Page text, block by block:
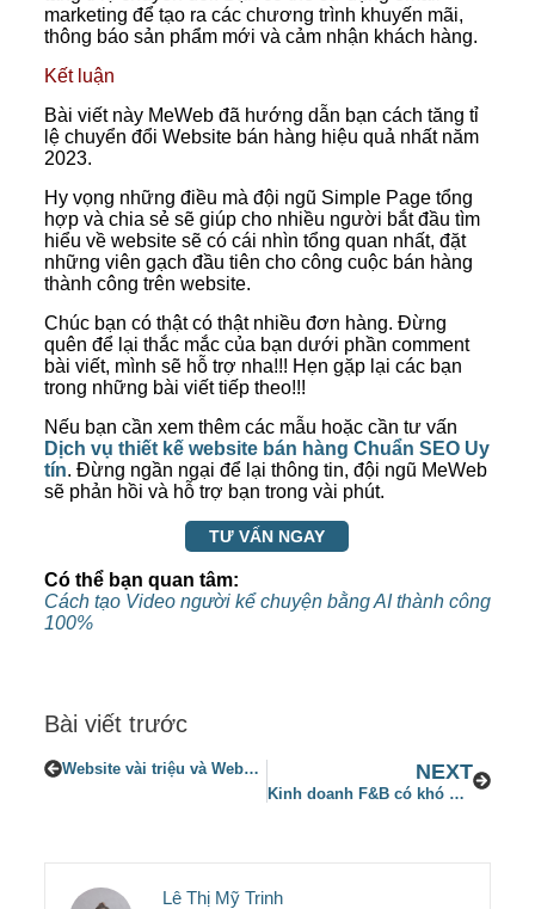
marketing để tạo ra các chương trình khuyến mãi,
thông báo sản phẩm mới và cảm nhận khách hàng.
Kết luận
Bài viết này MeWeb đã hướng dẫn bạn cách tăng tỉ
lệ chuyển đổi Website bán hàng hiệu quả nhất năm
2023.
Hy vọng những điều mà đội ngũ Simple Page tổng
hợp và chia sẻ sẽ giúp cho nhiều người bắt đầu tìm
hiểu về website sẽ có cái nhìn tổng quan nhất, đặt
những viên gạch đầu tiên cho công cuộc bán hàng
thành công trên website.
Chúc bạn có thật có thật nhiều đơn hàng. Đừng
quên để lại thắc mắc của bạn dưới phần comment
bài viết, mình sẽ hỗ trợ nha!!! Hẹn gặp lại các bạn
trong những bài viết tiếp theo!!!
Nếu bạn cần xem thêm các mẫu hoặc cần tư vấn
Dịch vụ thiết kế website bán hàng Chuẩn SEO Uy
tín. Đừng ngần ngại để lại thông tin, đội ngũ MeWeb
sẽ phản hồi và hỗ trợ bạn trong vài phút.
TƯ VẤN NGAY
Có thể bạn quan tâm:
Cách tạo Video người kể chuyện bằng AI thành công
100%
Bài viết trước
Website vài triệu và Website vài chục triệu khác nhau như thế nào? NEXT
Kinh doanh F&B có khó không? Các bước cần chuẩn bị khi kinh doanh F&B 2023
Lê Thị Mỹ Trinh